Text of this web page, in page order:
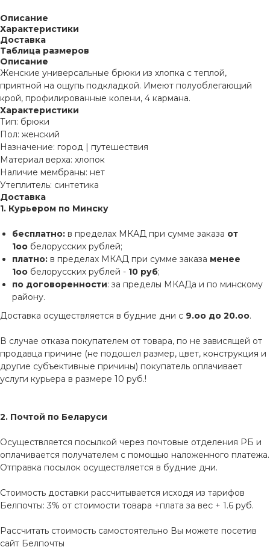
Описание
Характеристики
Доставка
Таблица размеров
Описание
Женские универсальные брюки из хлопка с теплой,
приятной на ощупь подкладкой. Имеют полуоблегающий
крой, профилированные колени, 4 кармана.
Характеристики
Тип: брюки
Пол: женский
Назначение: город | путешествия
Материал верха: хлопок
Наличие мембраны: нет
Утеплитель: синтетика
Доставка
1. Курьером по Минску
бесплатно: в пределах МКАД при сумме заказа от
1оо белорусских рублей;
платно: в пределах МКАД при сумме заказа менее
1оо белорусских рублей - 10 руб;
по договоренности: за пределы МКАДа и по минскому
району.
Доставка осуществляется в будние дни с 9.оо до 20.оо.
В случае отказа покупателем от товара, по не зависящей от
продавца причине (не подошел размер, цвет, конструкция и
другие субъективные причины) покупатель оплачивает
услуги курьера в размере 10 руб.!
2. Почтой по Беларуси
Осуществляется посылкой через почтовые отделения РБ и
оплачивается получателем с помощью наложенного платежа.
Отправка посылок осуществляется в будние дни.
Стоимость доставки рассчитывается исходя из тарифов
Белпочты: 3% от стоимости товара +плата за вес + 1.6 руб.
Рассчитать стоимость самостоятельно Вы можете посетив
сайт Белпочты